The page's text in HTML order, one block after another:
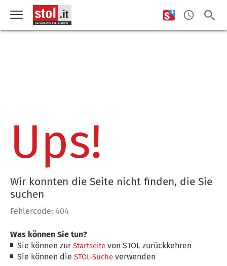
Ups!
Wir konnten die Seite nicht finden, die Sie
suchen
Fehlercode: 404
Was können Sie tun?
Sie können zurStartseite von STOL zurückkehren
Sie können dieSTOL-Suche verwenden